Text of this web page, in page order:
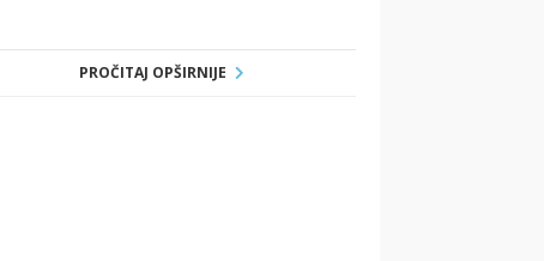
PROČITAJ OPŠIRNIJE